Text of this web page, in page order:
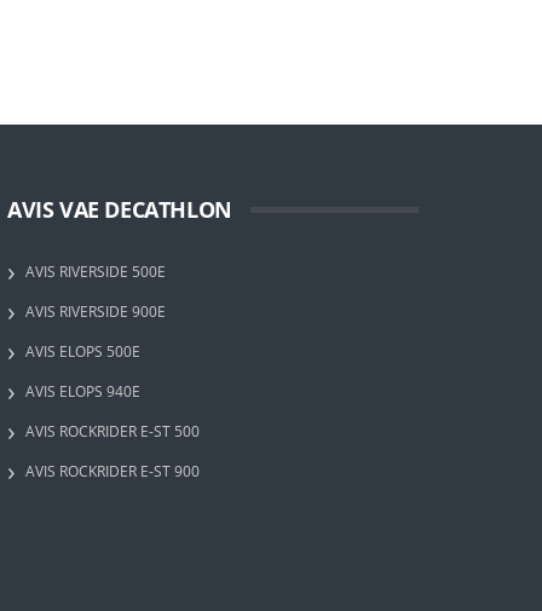
AVIS VAE DECATHLON
AVIS RIVERSIDE 500E
AVIS RIVERSIDE 900E
AVIS ELOPS 500E
AVIS ELOPS 940E
AVIS ROCKRIDER E-ST 500
AVIS ROCKRIDER E-ST 900